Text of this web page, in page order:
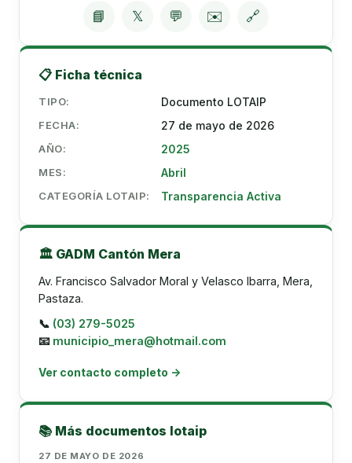
📘 𝕏 💬 ✉️ 🔗
📋 Ficha técnica
TIPO: Documento LOTAIP
FECHA: 27 de mayo de 2026
AÑO: 2025
MES: Abril
CATEGORÍA LOTAIP: Transparencia Activa
🏛️ GADM Cantón Mera
Av. Francisco Salvador Moral y Velasco Ibarra, Mera,
Pastaza.
📞 (03) 279-5025
📧 municipio_mera@hotmail.com
Ver contacto completo →
📚 Más documentos lotaip
27 DE MAYO DE 2026